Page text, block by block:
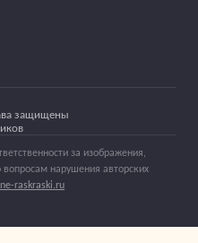
защищены
за изображения,
нарушения авторских
raskraski.ru